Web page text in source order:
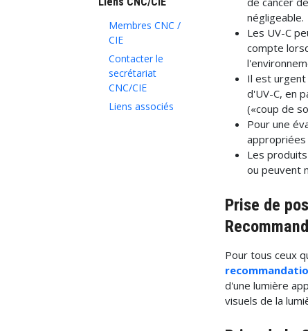
Membres CNC /
CIE
Contacter le
secrétariat
CNC/CIE
Liens associés
négligeable.
Les UV-C
compte
Il est urgent
d'UV-C, en
(«coup de
Pour une
Les
ou peuvent
Prise de
Pour tous ceux
d'une lumière
visuels de la